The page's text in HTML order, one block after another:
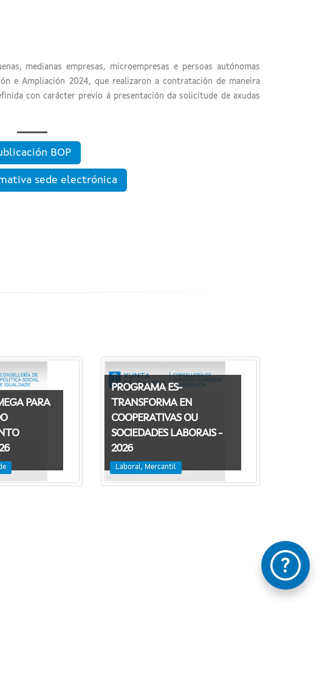
medianas empresas, microempresas e persoas autónomas
e Ampliación 2024, que realizaron a contratación de maneira
con carácter previo á presentación da solicitude de axudas
BOP
sede electrónica
PARA
PROGRAMA ES-
TRANSFORMA EN
COOPERATIVAS OU
SOCIEDADES LABORAIS -
2026
Laboral, Mercantil